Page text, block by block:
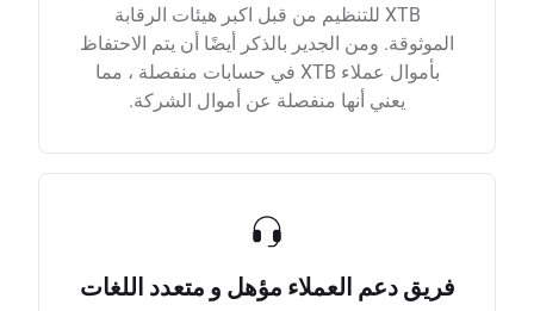
XTB للتنظيم من قبل اكبر هيئات الرقابة
الموثوقة. ومن الجدير بالذكر أيضًا أن يتم الاحتفاظ
بأموال عملاء XTB في حسابات منفصلة ، مما
يعني أنها منفصلة عن أموال الشركة.
فريق دعم العملاء مؤهل و متعدد اللغات